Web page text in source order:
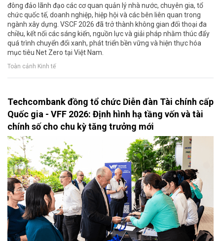
đông đảo lãnh đạo các cơ quan quản lý nhà nước, chuyên gia, tổ
chức quốc tế, doanh nghiệp, hiệp hội và các bên liên quan trong
ngành xây dựng. VSCF 2026 đã trở thành không gian đối thoại đa
chiều, kết nối các sáng kiến, nguồn lực và giải pháp nhằm thúc đẩy
quá trình chuyển đổi xanh, phát triển bền vững và hiện thực hóa
mục tiêu Net Zero tại Việt Nam.
Toàn cảnh Kinh tế
Techcombank đồng tổ chức Diễn đàn Tài chính cấp
Quốc gia - VFF 2026: Định hình hạ tầng vốn và tài
chính số cho chu kỳ tăng trưởng mới